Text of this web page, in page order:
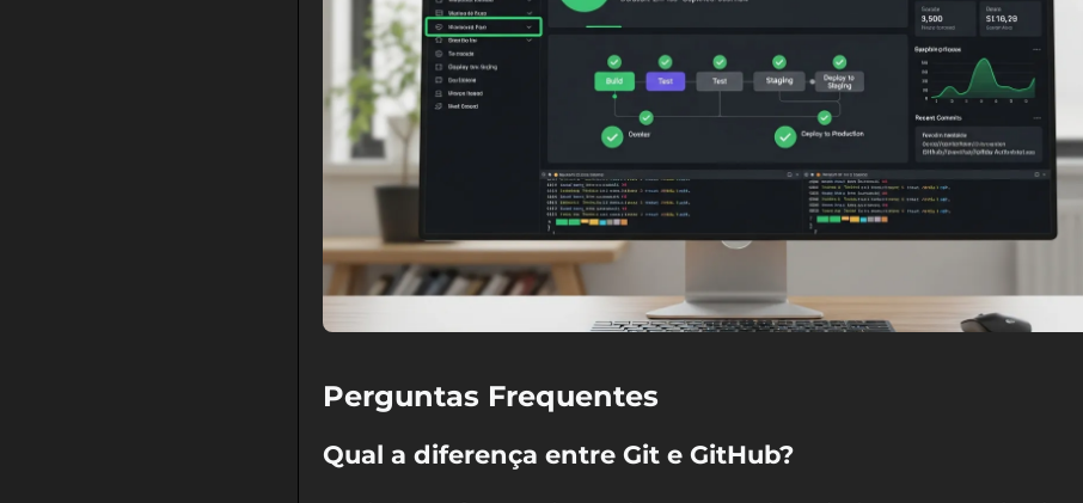
Perguntas Frequentes
Qual a diferença entre Git e GitHub?